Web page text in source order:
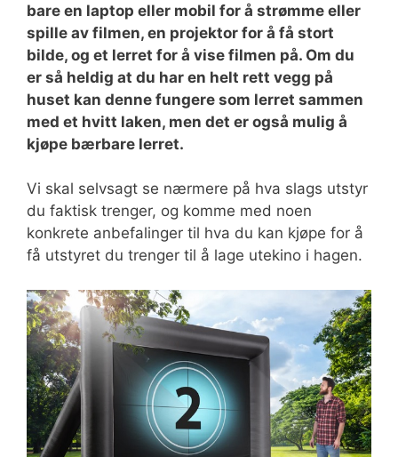
bare en laptop eller mobil for å strømme eller
spille av filmen, en projektor for å få stort
bilde, og et lerret for å vise filmen på. Om du
er så heldig at du har en helt rett vegg på
huset kan denne fungere som lerret sammen
med et hvitt laken, men det er også mulig å
kjøpe bærbare lerret.
Vi skal selvsagt se nærmere på hva slags utstyr
du faktisk trenger, og komme med noen
konkrete anbefalinger til hva du kan kjøpe for å
få utstyret du trenger til å lage utekino i hagen.